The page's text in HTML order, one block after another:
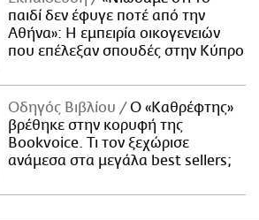
παιδί δεν έφυγε ποτέ από την
Αθήνα»: Η εμπειρία οικογενειών
που επέλεξαν σπουδές στην Κύπρο
Οδηγός Βιβλίου
Ο «Καθρέφτης»
βρέθηκε στην κορυφή της
Bookvoice. Τι τον ξεχώρισε
ανάμεσα στα μεγάλα best sellers;